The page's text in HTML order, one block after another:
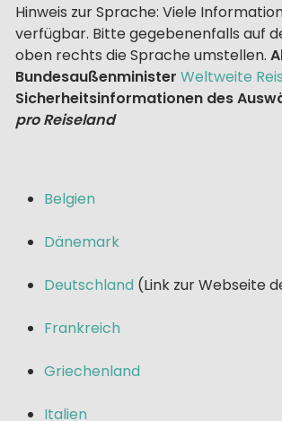
Hinweis zur Sprache: Viele
verfügbar. Bitte gegebenenfalls auf
oben rechts die Sprache umstellen.
Bundesaußenminister Weltweite
Sicherheitsinformationen des
pro Reiseland
Belgien
Dänemark
Deutschland (Link zur Webseite
Frankreich
Griechenland
Italien